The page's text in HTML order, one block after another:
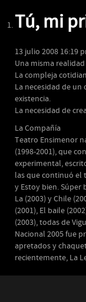
Tú, mi
13 julio 2008 16:19
Una misma
La compleja
La necesidad de
existencia.
La necesidad de
La Compañía
Teatro Ensimenor
(1998-2001), que
experimental,
las que continuó el
y Estoy bien. Súper
La (2003) y Chile
(2001), El baile
(2003), todas de
Nacional 2005 fue
apretados y
recientemente, La